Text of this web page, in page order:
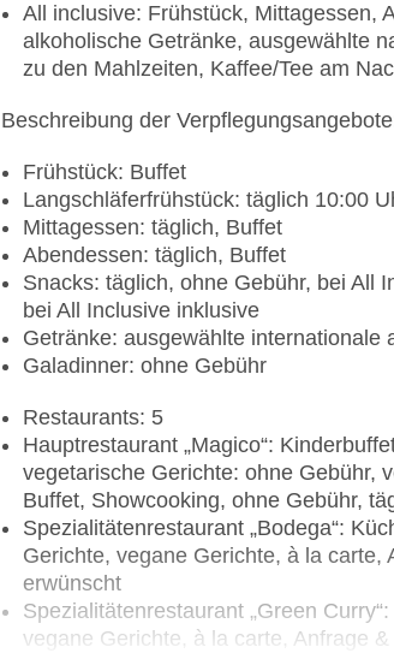
All inclusive: Frühstück, Mittagessen,
alkoholische Getränke, ausgewählte
zu den Mahlzeiten, Kaffee/Tee am
Beschreibung der
Frühstück: Buffet
Langschläferfrühstück: täglich 10:00
Mittagessen: täglich, Buffet
Abendessen: täglich, Buffet
Snacks: täglich, ohne Gebühr, bei All
bei All Inclusive inklusive
Getränke: ausgewählte internationale
Galadinner: ohne Gebühr
Restaurants: 5
Hauptrestaurant „Magico“:
vegetarische Gerichte: ohne Gebühr,
Buffet, Showcooking, ohne Gebühr,
Spezialitätenrestaurant „Bodega“:
Gerichte, vegane Gerichte, à la
erwünscht
Spezialitätenrestaurant „Green
vegane Gerichte, à la carte, Anfrage